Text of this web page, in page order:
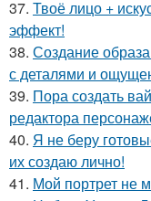
37. Твоё лицо +
эффект!
38. Создание
с деталями и
39. Пора создать
редактора
40. Я не беру
их создаю лично!
41. Мой портрет не